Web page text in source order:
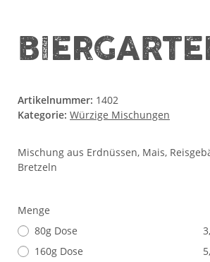
Artikelnummer: 1402
Kategorie: Würzige Mischungen
Mischung aus Erdnüssen, Mais,
Bretzeln
Menge
80g Dose
160g Dose